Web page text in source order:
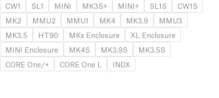
CW1
SL1 MINI MK3S+ MINI+ SL1S
CW1S
MK2
MMU2 MMU1 MK4 MK3.9
MMU3
MK3.5
HT90 MKx Enclosure
XL Enclosure
MINI Enclosure
MK4S MK3.9S
MK3.5S
CORE One/+
CORE One L INDX